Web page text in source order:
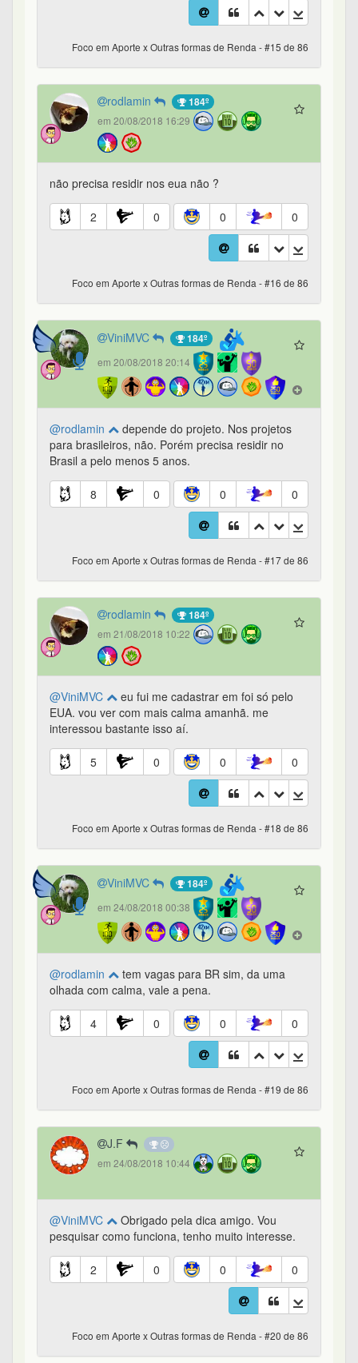
Foco em Aporte x Outras formas de Renda - #15 de 86
rodlamin 184º
em 20/08/2018 16:29
não precisa residir nos eua não ?
2 0 0 0
Foco em Aporte x Outras formas de Renda - #16 de 86
ViniMVC 184º
em 20/08/2018 20:14
@rodlamin
depende do projeto. Nos projetos
para brasileiros, não. Porém precisa residir no
Brasil a pelo menos 5 anos.
8 0 0 0
Foco em Aporte x Outras formas de Renda - #17 de 86
rodlamin 184º
em 21/08/2018 10:22
@ViniMVC
eu fui me cadastrar em foi só pelo
EUA. vou ver com mais calma amanhã. me
interessou bastante isso aí.
5 0 0 0
Foco em Aporte x Outras formas de Renda - #18 de 86
ViniMVC 184º
em 24/08/2018 00:38
@rodlamin
tem vagas para BR sim, da uma
olhada com calma, vale a pena.
4 0 0 0
Foco em Aporte x Outras formas de Renda - #19 de 86
J.F
em 24/08/2018 10:44
@ViniMVC
Obrigado pela dica amigo. Vou
pesquisar como funciona, tenho muito interesse.
2 0 0 0
Foco em Aporte x Outras formas de Renda - #20 de 86